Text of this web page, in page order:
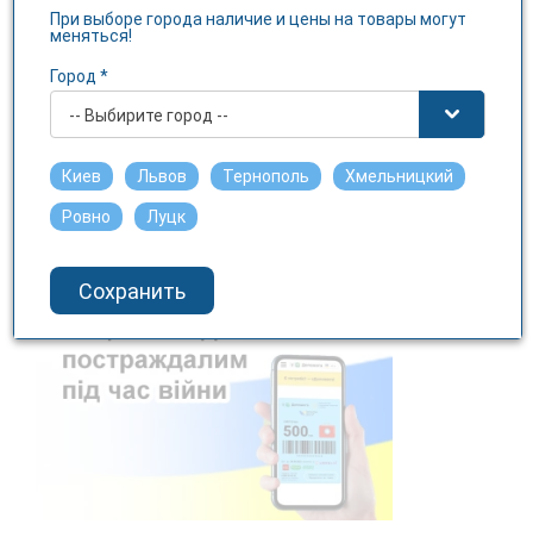
Програма лояльності "3і Бонус +"
При выборе города наличие и цены на товары могут
меняться!
Город *
-- Выбирите город --
Киев Львов Тернополь Хмельницкий
Ровно Луцк
Сохранить